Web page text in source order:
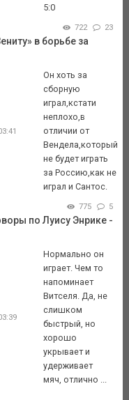
5:0
722 23
в борьбе за
Он хоть за
сборную
играл,кстати
неплохо,в
отличии от
Вендела,который
не будет играть
за Россию,как не
играл и Сантос.
775 5
по Луису Энрике -
Нормально он
играет. Чем то
напоминает
Витселя. Да, не
слишком
быстрый, но
хорошо
укрывает и
удерживает
мяч, отлично ...